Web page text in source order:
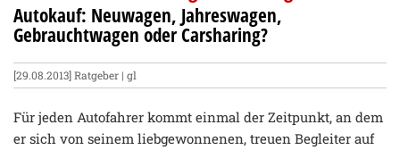
Autokauf: Neuwagen, Jahreswagen,
Gebrauchtwagen oder Carsharing?
[29.08.2013]Ratgeber | gl
Für jeden Autofahrer kommt einmal der Zeitpunkt, an dem
er sich von seinem liebgewonnenen, treuen Begleiter auf